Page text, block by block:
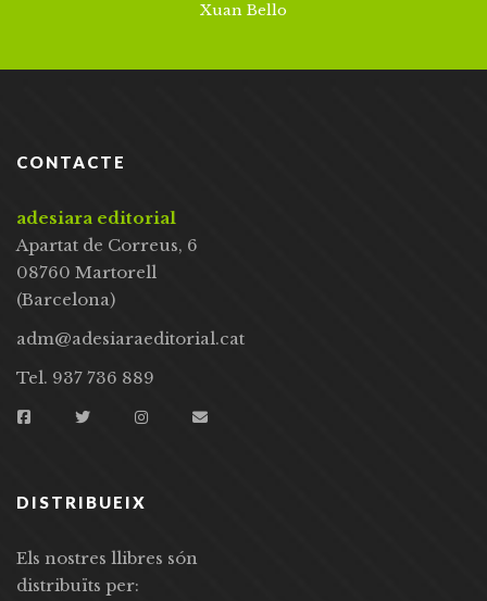
Xuan Bello
CONTACTE
adesiara editorial
Apartat de Correus, 6
08760 Martorell
(Barcelona)
adm@adesiaraeditorial.cat
Tel. 937 736 889
DISTRIBUEIX
Els nostres llibres són
distribuïts per: